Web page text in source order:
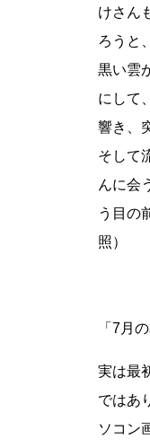
けさん
ろうと
黒い雲
にして
響き、
そして
んに会
う目の
照）
「7月
実は最
ではあ
ソコン